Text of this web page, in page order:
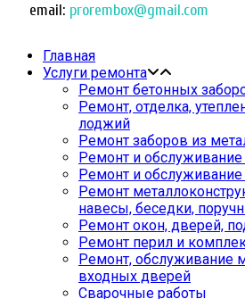
email: prorembox@gmail.com
Главная
Услуги ремонта
Ремонт бетонных
Ремонт, отделка,
лоджий
Ремонт заборов из
Ремонт и обслуживание
Ремонт и обслуживание
Ремонт
навесы, беседки,
Ремонт окон, дверей,
Ремонт перил и
Ремонт, обслуживание
входных дверей
Сварочные работы